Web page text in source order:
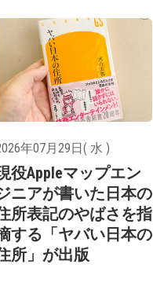
年07月29日( 水 )
役Appleマップエン
ニアが書いた日本の
所表記のやばさを指
する「ヤバい日本の
所」が出版